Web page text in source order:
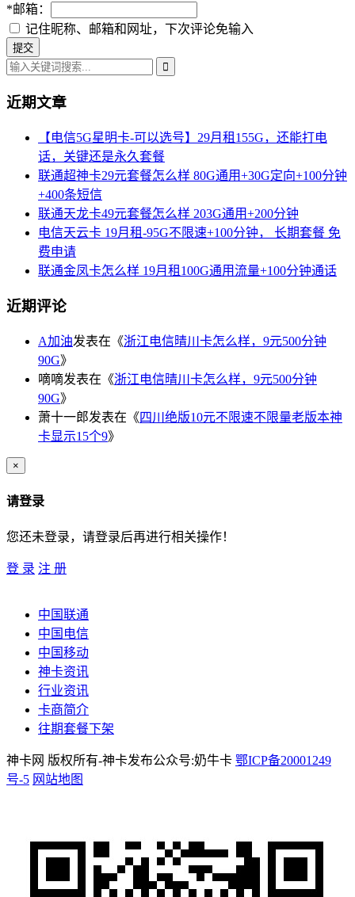
*邮箱：
记住昵称、邮箱和网址，下次评论免输入
近期文章
【电信5G星明卡-可以选号】29月租155G，还能打电
话，关键还是永久套餐
联通超神卡29元套餐怎么样 80G通用+30G定向+100分钟
+400条短信
联通天龙卡49元套餐怎么样 203G通用+200分钟
电信天云卡 19月租-95G不限速+100分钟， 长期套餐 免
费申请
联通金凤卡怎么样 19月租100G通用流量+100分钟通话
近期评论
A加油发表在《浙江电信晴川卡怎么样，9元500分钟
90G》
嘀嘀发表在《浙江电信晴川卡怎么样，9元500分钟
90G》
萧十一郎发表在《四川绝版10元不限速不限量老版本神
卡显示15个9》
×
请登录
您还未登录，请登录后再进行相关操作！
登 录 注 册
中国联通
中国电信
中国移动
神卡资讯
行业资讯
卡商简介
往期套餐下架
神卡网 版权所有-神卡发布公众号:奶牛卡 鄂ICP备20001249
号-5 网站地图